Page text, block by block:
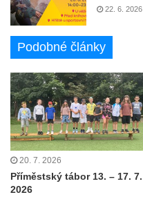
22. 6. 2026
Podobné články
20. 7. 2026
Příměstský tábor 13. – 17. 7.
2026